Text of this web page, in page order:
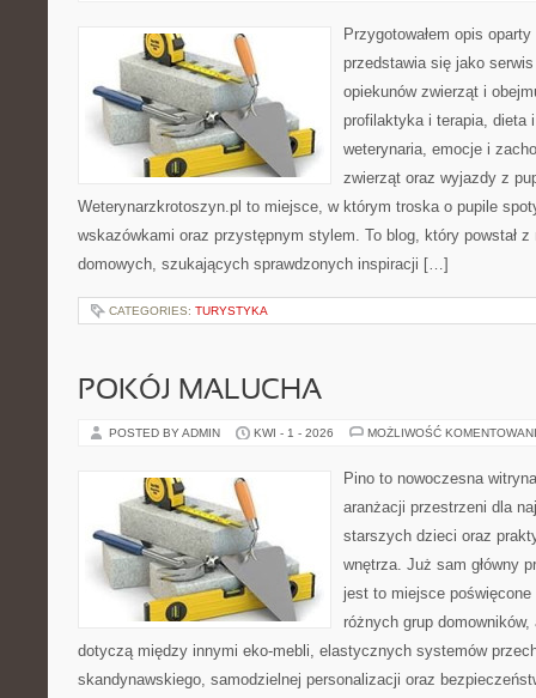
Przygotowałem opis
przedstawia się jako
opiekunów zwierząt i
profilaktyka i terapia, dieta
weterynaria, emocje i
zwierząt oraz wyjazdy z
Weterynarzkrotoszyn.pl to miejsce, w którym troska o pupile
wskazówkami oraz przystępnym stylem. To blog, który powstał z
domowych, szukających sprawdzonych inspiracji […]
CATEGORIES: TURYSTYKA
POKÓJ MALUCHA
POSTED BY ADMIN KWI - 1 - 2026 MOŻLIWOŚĆ
Pino to nowoczesna
aranżacji przestrzeni dla
starszych dzieci oraz
wnętrza. Już sam główny
jest to miejsce
różnych grup domowników,
dotyczą między innymi eko-mebli, elastycznych systemów
skandynawskiego, samodzielnej personalizacji oraz